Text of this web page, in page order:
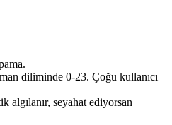
diliminde 0-23. Çoğu kullanıcı
algılanır, seyahat ediyorsan